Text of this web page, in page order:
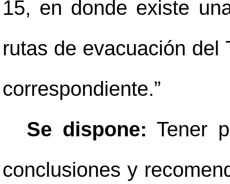
15, en donde existe
rutas de evacuación del
correspondiente.”
Se dispone: Tener
conclusiones y